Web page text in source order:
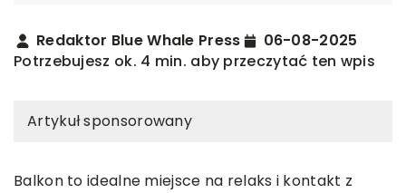
Redaktor Blue Whale Press
06-08-2025
Potrzebujesz ok. 4 min. aby przeczytać ten wpis
Artykuł sponsorowany
Balkon to idealne miejsce na relaks i kontakt z